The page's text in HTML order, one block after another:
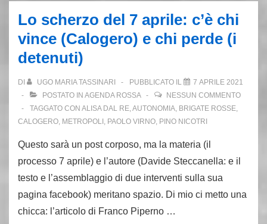
una
perdita
per
il
giornalismo
Lo scherzo del 7 aprile: c’è chi
vince (Calogero) e chi perde (i
detenuti)
DI UGO MARIA TASSINARI PUBBLICATO IL
7 APRILE 2021
POSTATO IN AGENDA ROSSA
NESSUN COMMENTO
TAGGATO CON ALISA DAL RE,AUTONOMIA, BRIGATE ROSSE,
CALOGERO, METROPOLI , PAOLO VIRNO, PINO NICOTRI
Questo sarà un post corposo, ma la materia (il
processo 7 aprile) e l’autore (Davide Steccanella: e il
testo e l’assemblaggio di due interventi sulla sua
pagina facebook) meritano spazio. Di mio ci metto una
chicca: l’articolo di Franco Piperno …